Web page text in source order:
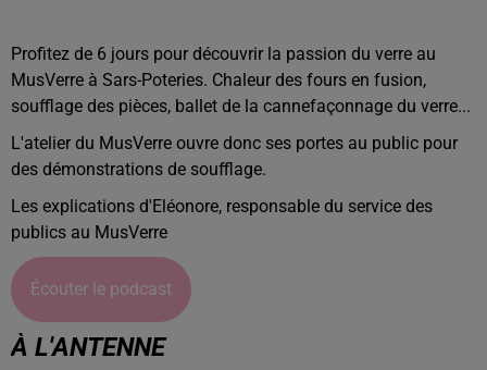
Profitez de 6 jours pour découvrir la passion du verre au
MusVerre à Sars-Poteries. Chaleur des fours en fusion,
soufflage des pièces, ballet de la cannefaçonnage du verre...
L'atelier du MusVerre ouvre donc ses portes au public pour
des démonstrations de soufflage.
Les explications d'Eléonore, responsable du service des
publics au MusVerre
Écouter le podcast
À L'ANTENNE